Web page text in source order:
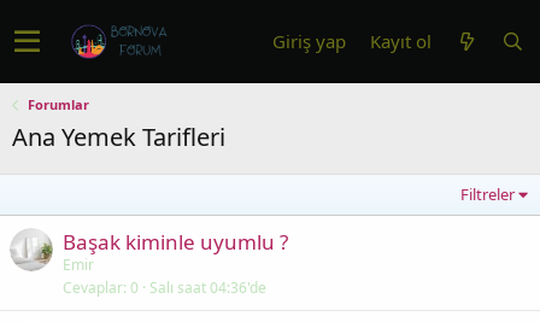
Giriş yap Kayıt ol
Forumlar
Ana Yemek Tarifleri
Filtreler
Başak kiminle uyumlu ?
Emir
Cevaplar 0 Salı saat 04:36'de